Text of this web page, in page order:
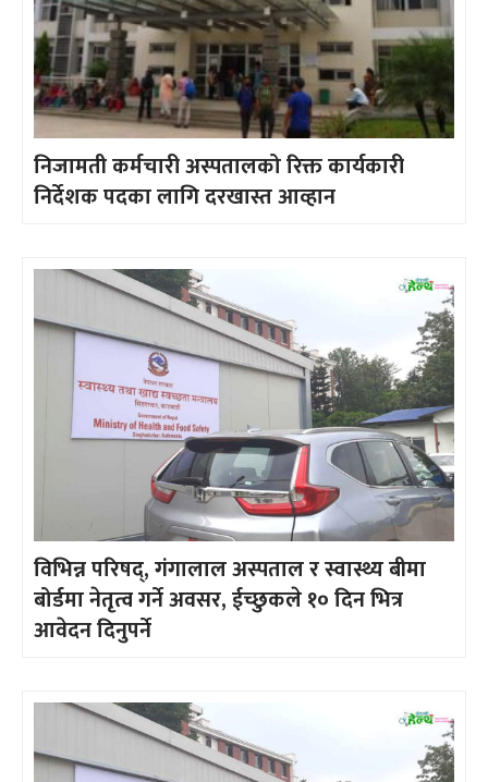
निजामती कर्मचारी अस्पतालको रिक्त कार्यकारी
निर्देशक पदका लागि दरखास्त आव्हान
विभिन्न परिषद्, गंगालाल अस्पताल र स्वास्थ्य बीमा
बोर्डमा नेतृत्व गर्ने अवसर, ईच्छुकले १० दिन भित्र
आवेदन दिनुपर्ने